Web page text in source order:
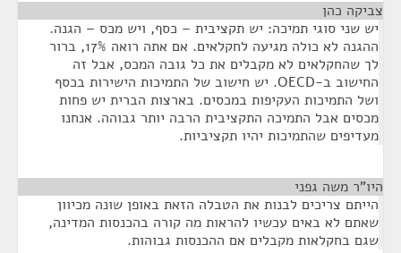
צביקה כהן
יש שני סוגי תמיכה: יש תקציבית – כסף, ויש מכס – הגנה.
ההגנה לא כולה מגיעה לחקלאים. אם אתה רואה 17%, ברור
לך שהחקלאים לא מקבלים את כל גובה המכס, אבל זה
החישוב ב-OECD. יש חישוב של התמיכות הישירות בכסף
ושל התמיכות העקיפות במכסים. בארצות הברית יש פחות
מכסים אבל התמיכה התקציבית הרבה יותר גבוהה. אנחנו
מעדיפים שהתמיכות יהיו תקציביות.
היו"ר משה גפני
הייתם צריכים לבנות את הטבלה הזאת באופן שונה מכיוון
שאתם לא באים עכשיו להראות מה קורה בהכנסות המדינה,
שגם בחקלאות מקבלים אם ההכנסות גבוהות.